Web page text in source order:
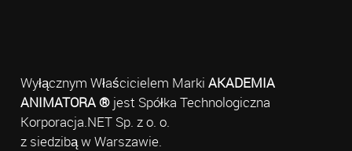
Wyłącznym Właścicielem Marki AKADEMIA
ANIMATORA ®jest Spółka Technologiczna
Korporacja.NET Sp. z o. o.
z siedzibą w Warszawie.